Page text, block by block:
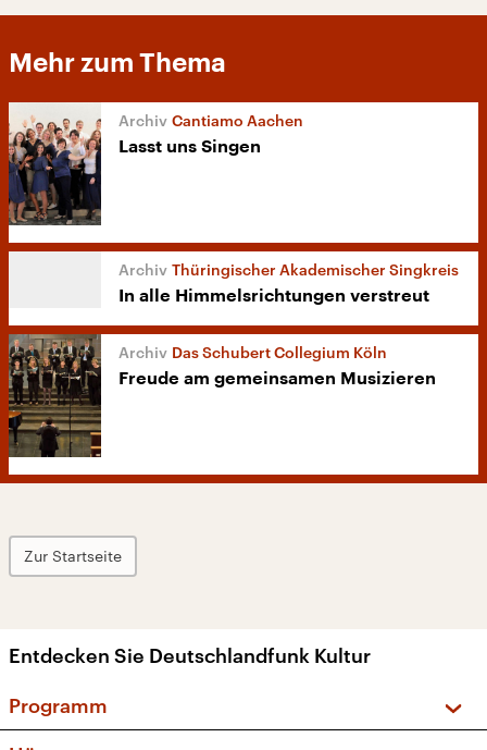
Mehr zum Thema
Cantiamo Aachen
Lasst uns Singen
Thüringischer Akademischer Singkreis
In alle Himmelsrichtungen verstreut
Das Schubert Collegium Köln
Freude am gemeinsamen Musizieren
Zur Startseite
Entdecken Sie Deutschlandfunk Kultur
Programm